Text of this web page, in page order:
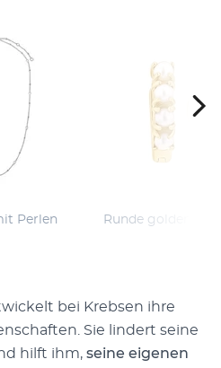
Perlen
Runde goldene
bei Krebsen ihre
Sie lindert seine
hilft ihm, seine eigenen